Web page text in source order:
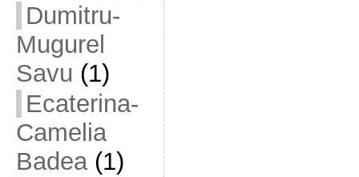
Dumitru-
Mugurel
Savu (1)
Ecaterina-
Camelia
Badea(1)